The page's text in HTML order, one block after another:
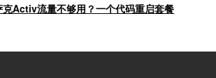
克Activ流量不够用？一个代码重启套餐